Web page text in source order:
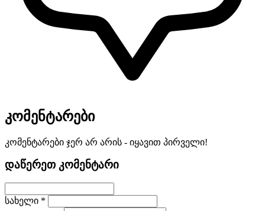
კომენტარები
კომენტარები ჯერ არ არის - იყავით პირველი!
დაწერეთ კომენტარი
სახელი *